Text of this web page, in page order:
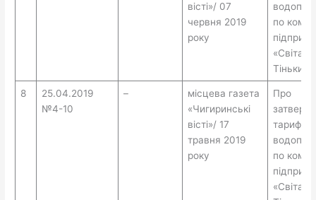
вісті»/ 07
червня 2019
року
по
Тіньки»
8
25.04.2019
№4-10
–
місцева газета
«Чигиринські
вісті»/ 17
травня 2019
року
Про
тарифів
по